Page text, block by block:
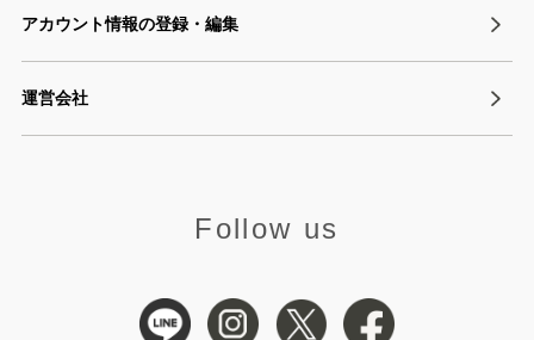
アカウント情報の登録・編集
運営会社
Follow us